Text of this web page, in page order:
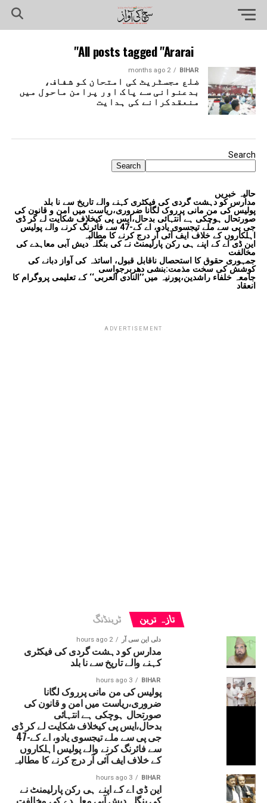
All posts tagged "Ararai"
BIHAR
2 months ago
ضلع مجسٹریٹ کی امتحان کو شفاف،
بدعنوانی سے پاک اور پرامن ماحول میں
منعقدکرانے کی ہدایت
Search
Search
حالیہ خبریں
مدارس کو دہشت گردی کی فیکٹری کہنے والے تاریخ سے نا بلد
پولیس کی من مانی پرروک لگانا ضروری،ریاست میں امن و قانون کی
صورتحال ہوچکی ہے انتہائی بدحال،ایس پی کیخلاف شکایت لے کر ڈی
جی پی سے ملے تیجسوی یادو، اے کے-47 سے فائرنگ کرنے والے پولیس
اہلکاروں کے خلاف ایف آئی آر درج کرنے کا مطالبہ
این ڈی اے کے اپنے ہی رکن پارلیمنٹ نے کی بنگلہ دیش آبی معاہدے کی
مخالفت
جمہوری حقوق کا استحصال ناقابل قبول، اساتذہ کی آواز دبانے کی
کوشش کی سخت مذمت:بنشی دھربرجواسی
جامعہ خلفاء راشدین،پورنیہ میں’’النادی العربی‘‘ کے تعلیمی پروگرام کا
انعقاد
ADVERTISEMENT
تازہ ترین ٹرینڈنگ
دلی این سی آر 2 hours ago
مدارس کو دہشت گردی کی فیکٹری
کہنے والے تاریخ سے نا بلد
BIHAR
3 hours ago
پولیس کی من مانی پرروک لگانا
ضروری،ریاست میں امن و قانون کی
صورتحال ہوچکی ہے انتہائی
بدحال،ایس پی کیخلاف شکایت لے کر ڈی
جی پی سے ملے تیجسوی یادو، اے کے-47
سے فائرنگ کرنے والے پولیس اہلکاروں
کے خلاف ایف آئی آر درج کرنے کا مطالبہ
BIHAR
3 hours ago
این ڈی اے کے اپنے ہی رکن پارلیمنٹ نے
کی بنگلہ دیش آبی معاہدے کی مخالفت